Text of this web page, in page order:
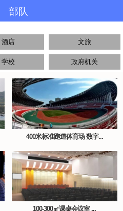
部队
酒店 文旅
学校 政府机关
400米标准跑道体育场 数字...
100-300㎡课桌会议室 ...